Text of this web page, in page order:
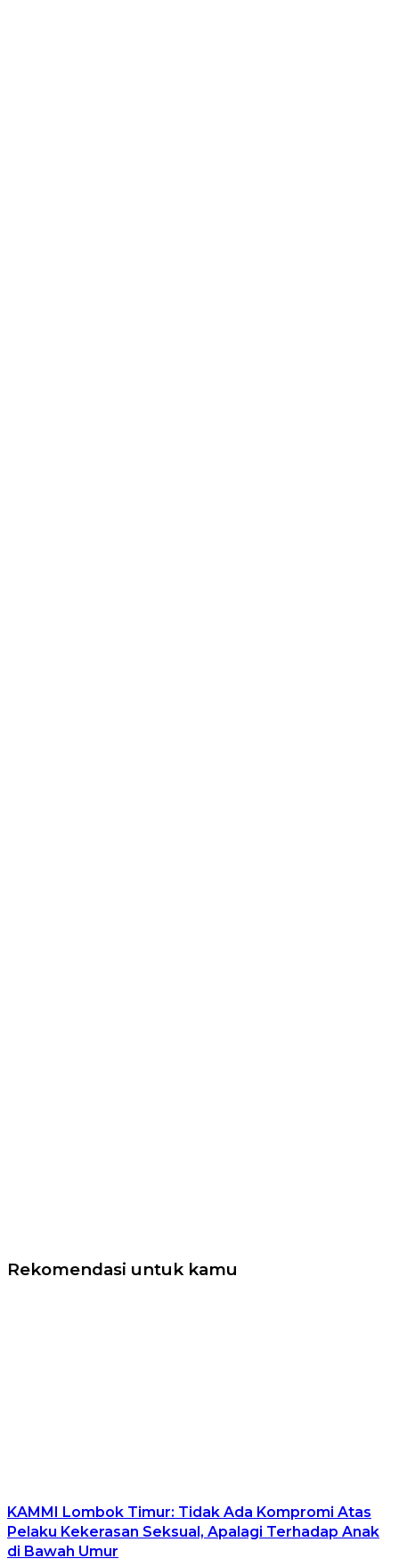
Rekomendasi untuk kamu
KAMMI Lombok Timur: Tidak Ada Kompromi Atas
Pelaku Kekerasan Seksual, Apalagi Terhadap Anak
di Bawah Umur